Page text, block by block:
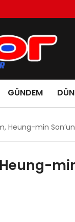
GÜNDEM
Heung-min